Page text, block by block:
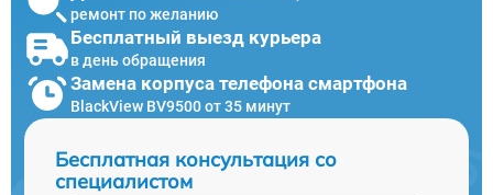
ремонт по желанию
Бесплатный выезд курьера
в день обращения
Замена корпуса телефона смартфона
BlackView BV9500 от 35 минут
Бесплатная консультация со
специалистом